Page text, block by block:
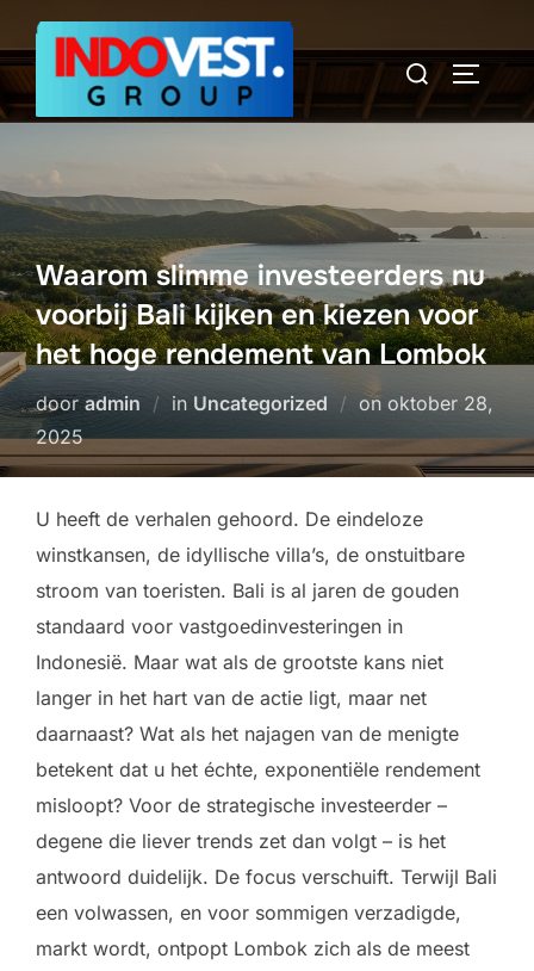
naar
inhoud
Zoek
naar:
Waarom slimme investeerders nu
voorbij Bali kijken en kiezen voor
het hoge rendement van Lombok
door admin in Uncategorized on Geplaatst
op
oktober 28,
2025
U heeft de verhalen gehoord. De eindeloze
winstkansen, de idyllische villa’s, de onstuitbare
stroom van toeristen. Bali is al jaren de gouden
standaard voor vastgoedinvesteringen in
Indonesië. Maar wat als de grootste kans niet
langer in het hart van de actie ligt, maar net
daarnaast? Wat als het najagen van de menigte
betekent dat u het échte, exponentiële rendement
misloopt? Voor de strategische investeerder –
degene die liever trends zet dan volgt – is het
antwoord duidelijk. De focus verschuift. Terwijl Bali
een volwassen, en voor sommigen verzadigde,
markt wordt, ontpopt Lombok zich als de meest